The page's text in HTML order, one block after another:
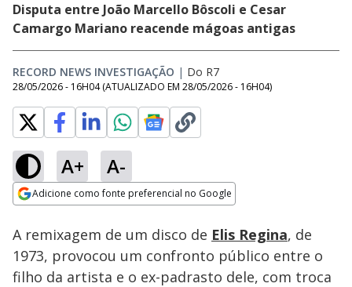
Disputa entre João Marcello Bôscoli e Cesar
Camargo Mariano reacende mágoas antigas
RECORD NEWS INVESTIGAÇÃO | Do R7
28/05/2026 - 16H04 (ATUALIZADO EM 28/05/2026 - 16H04)
A+ A-
Adicione como fonte preferencial no Google
Ativar
Loaded:
10.42%
A remixagem de um disco de Elis Regina, de
1973, provocou um confronto público entre o
filho da artista e o ex-padrasto dele, com troca